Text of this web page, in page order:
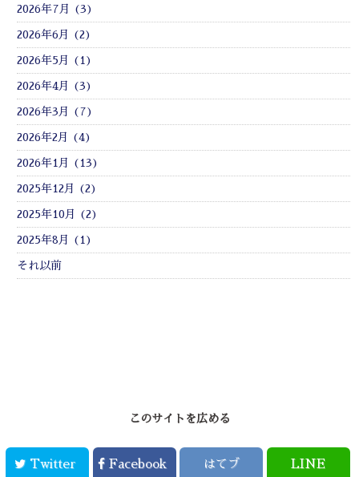
2026年7月 (3)
2026年6月 (2)
2026年5月 (1)
2026年4月 (3)
2026年3月 (7)
2026年2月 (4)
2026年1月 (13)
2025年12月 (2)
2025年10月 (2)
2025年8月 (1)
それ以前
このサイトを広める
Twitter Facebook はてブ LINE